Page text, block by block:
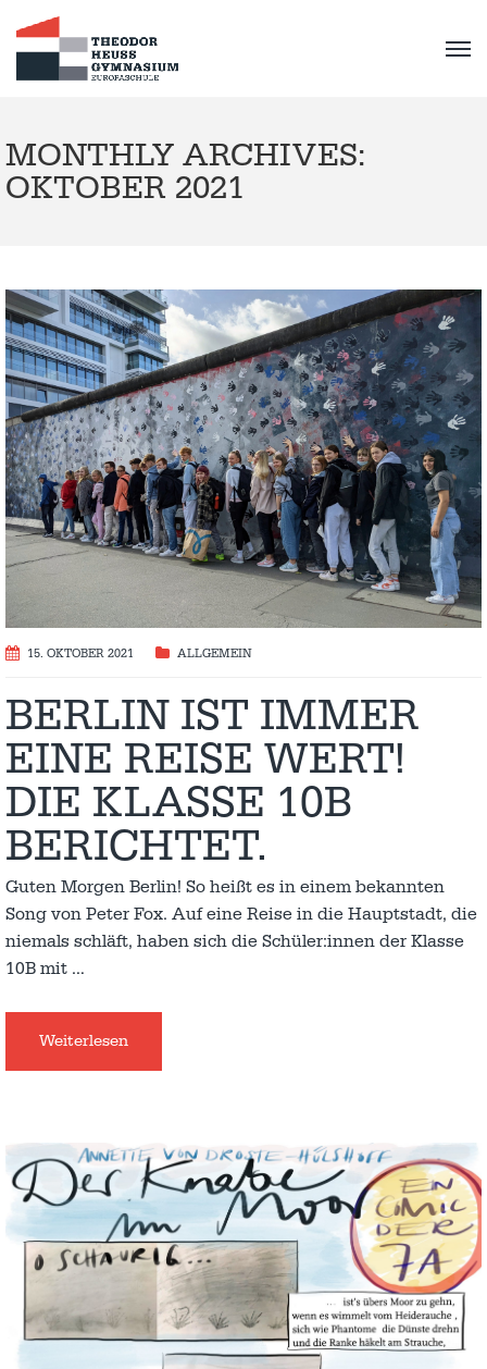
MONTHLY ARCHIVES:
OKTOBER 2021
15. OKTOBER 2021 ALLGEMEIN
BERLIN IST IMMER
EINE REISE WERT!
DIE KLASSE 10B
BERICHTET.
Guten Morgen Berlin! So heißt es in einem bekannten
Song von Peter Fox. Auf eine Reise in die Hauptstadt, die
niemals schläft, haben sich die Schüler:innen der Klasse
10B mit …
Weiterlesen